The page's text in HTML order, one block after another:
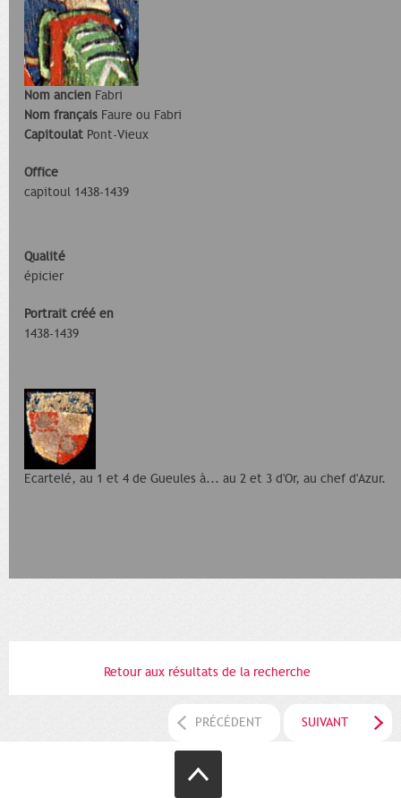
Nom ancien Fabri
Nom français Faure ou Fabri
Capitoulat Pont-Vieux
Office
capitoul 1438-1439
Qualité
épicier
Portrait créé en
1438-1439
Ecartelé, au 1 et 4 de Gueules à... au 2 et 3 d'Or, au chef d'Azur.
Retour aux résultats de la recherche
PRÉCÉDENT SUIVANT